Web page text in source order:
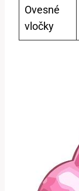
Ovesné
vločky